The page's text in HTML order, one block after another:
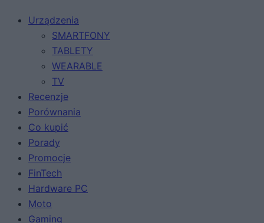
Urządzenia
SMARTFONY
TABLETY
WEARABLE
TV
Recenzje
Porównania
Co kupić
Porady
Promocje
FinTech
Hardware PC
Moto
Gaming